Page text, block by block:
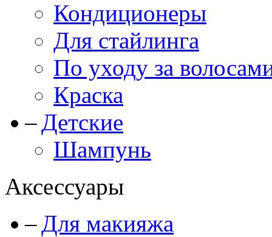
Кондиционеры
Для стайлинга
По уходу за
Краска
Детские
Шампунь
Аксессуары
Для макияжа